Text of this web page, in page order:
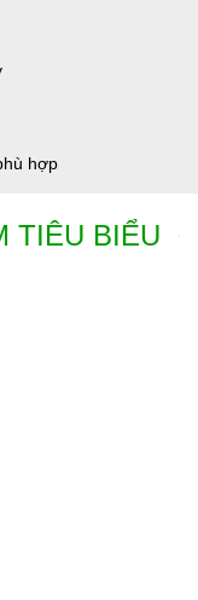
hợp
TIÊU BIỂU